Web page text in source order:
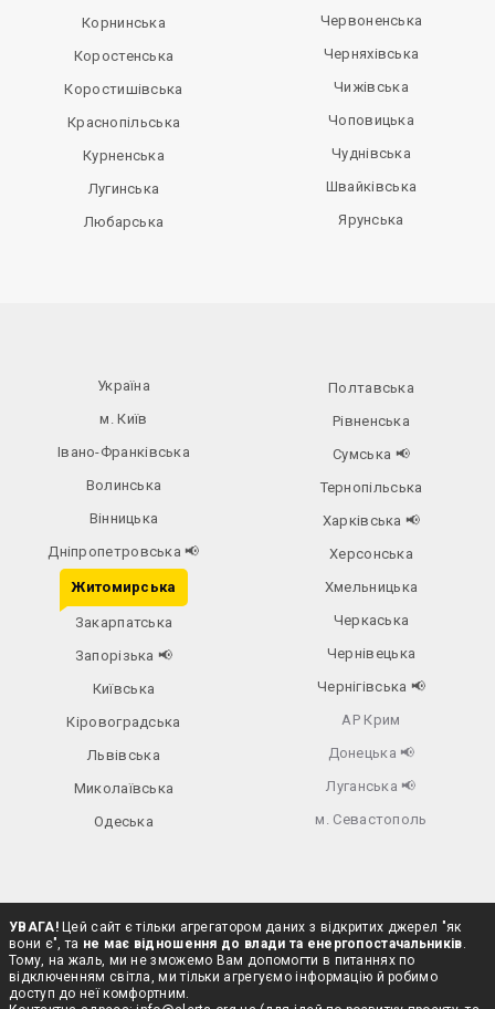
Корнинська
Коростенська
Коростишівська
Краснопільська
Курненська
Лугинська
Любарська
Червоненська
Черняхівська
Чижівська
Чоповицька
Чуднівська
Швайківська
Ярунська
Україна
м. Київ
Івано-Франківська
Волинська
Вінницька
Дніпропетровська📢
Житомирська
Закарпатська
Запорізька 📢
Київська
Кіровоградська
Львівська
Миколаївська
Одеська
Полтавська
Рівненська
Сумська 📢
Тернопільська
Харківська 📢
Херсонська
Хмельницька
Черкаська
Чернівецька
Чернігівська 📢
АР Крим
Донецька 📢
Луганська 📢
м. Севастополь
УВАГА!Цей сайт є тільки агрегатором даних з відкритих джерел "як
вони є", та не має відношення до влади та енергопостачальників.
Тому, на жаль, ми не зможемо Вам допомогти в питаннях по
відключенням світла, ми тільки агрегуємо інформацію й робимо
доступ до неї комфортним.